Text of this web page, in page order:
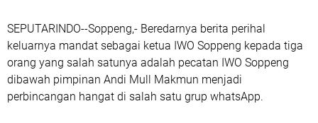
SEPUTARINDO--Soppeng,- Beredarnya berita perihal
keluarnya mandat sebagai ketua IWO Soppeng kepada tiga
orang yang salah satunya adalah pecatan IWO Soppeng
dibawah pimpinan Andi Mull Makmun menjadi
perbincangan hangat di salah satu grup whatsApp.